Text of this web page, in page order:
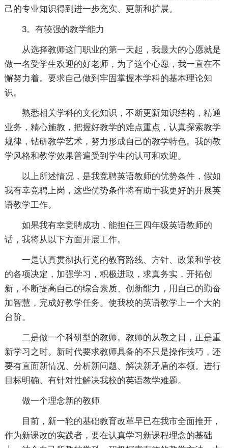
己的专业知识得到进一步充实、更新和扩展。
3。有较强的教学能力
从选择教师这门职业的第一天起，我最大的心愿就是
做一名受学生欢迎的好老师，为了这个心愿，我一直在不
懈努力着。要求自己做到牢固掌握本学科的基本理论知
识。
熟悉相关学科的文化知识，不断更新知识结构，精通
业务，精心施教，把握好教学的难点重点，认真探索教学
规律，钻研教学艺术，努力形成自己的教学特色。我的教
学风格和教学效果普遍受到学生的认可和欢迎。
以上所述情况，是我竞聘英语教师的优势条件，假如
我有幸竞聘上岗，这些优势条件将有助于我更好的开展英
语教学工作。
如果我有幸竞聘成功，能担任三四年级英语教师的
话，我将从以下方面开展工作。
一是认真贯彻执行党的教育路线、方针、政策和学校
的各项决定，加强学习，积极进取，求真务实，开拓创
新，不断提高自己的综合素质、创新能力，用自己的勤奋
加智慧，完成好教学任务。使我校的英语教学上一个大的
台阶。
二是做一个科研型的教师。教师的从教之日，正是重
新学习之时。新时代要求教师具备的不只是操作技巧，还
要有直面新情况、分析新问题、解决新矛盾的本领。进行
目标明确、有针对性解决我校的英语教学难题。
做一个理念新的教师
目前，新一轮的基础教育改革早已在我市全面推开，
作为新课改的实践者，要在认真学习新课程理念的基础